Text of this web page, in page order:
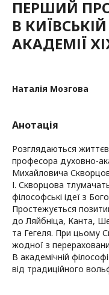
ПЕРШИЙ
В
АКАДЕМІЇ
Наталія Мозгова
Анотація
Розглядаються
професора духовно-
Михайловича
І. Скворцова
філософські ідеї з
Простежується
до Ляйбніца, Канта,
та Гегеля. При цьому
жодної з
В академічній
від традиційного